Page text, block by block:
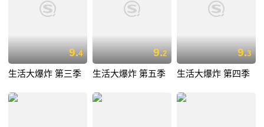
9.4
生活大爆炸 第三季
9.2
生活大爆炸 第五季
9.3
生活大爆炸 第四季